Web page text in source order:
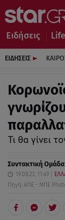
Ειδήσεις
ΕΙΔΗΣΕΙΣ
Τι θα γίνει
Συντακτική Ομάδα
19.08.23, 11:49
Πηγή: ΑΠΕ - ΜΠΕ